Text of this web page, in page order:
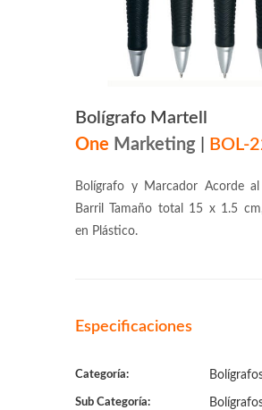
Bolígrafo Martell
One Marketing BOL-
Bolígrafo y Marcador Acorde
Barril Tamaño total 15 x 1.5
en Plástico.
Especificaciones
Categoría:
Sub Categoría: